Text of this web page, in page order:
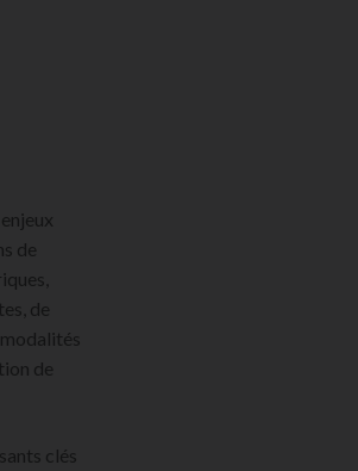
de
de
de
clés